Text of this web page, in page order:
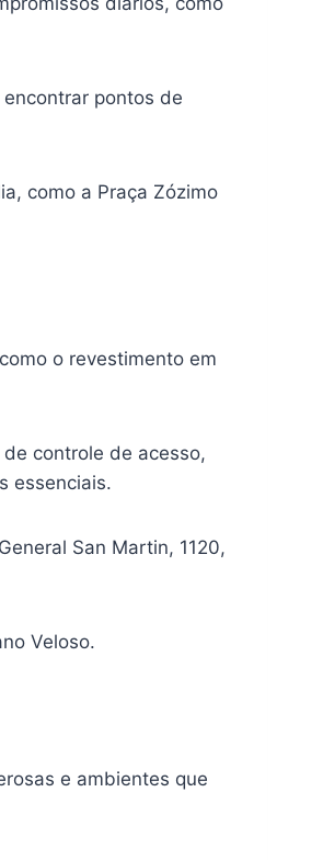
pontos de
como a Praça Zózimo
o revestimento em
controle de acesso,
essenciais.
San Martin, 1120,
Veloso.
e ambientes que